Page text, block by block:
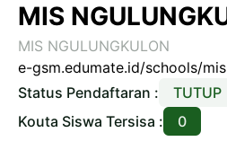
MIS
MIS NGULUNGKULON
e-gsm.edumate.id/schools/
Status Pendaftaran :
TUTUP
Kouta Siswa Tersisa :
0